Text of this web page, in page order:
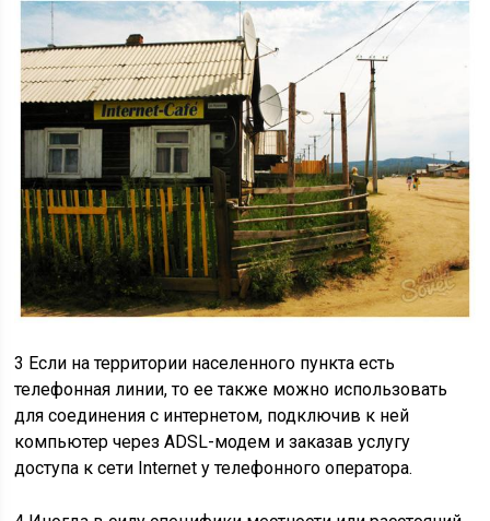
3 Если на территории населенного пункта есть
телефонная линии, то ее также можно использовать
для соединения с интернетом, подключив к ней
компьютер через ADSL-модем и заказав услугу
доступа к сети Internet у телефонного оператора.